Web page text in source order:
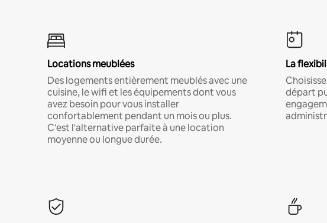
Locations meublées
Des logements entièrement meublés avec une
cuisine, le wifi et les équipements dont vous
avez besoin pour vous installer
confortablement pendant un mois ou plus.
C'est l'alternative parfaite à une location
moyenne ou longue durée.
La
départ